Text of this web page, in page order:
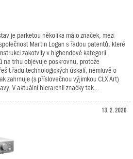
je parketou několika málo značek, mezi
Martin Logan s řadou patentů, které
zakotvily v highendové kategorii.
na trhu objevuje poskrovnu, protože
řadu technologických úskalí, nemluvě o
zahrnuje (s příslovečnou výjimkou CLX Art)
V aktuální hierarchii značky tak...
13. 2. 2020